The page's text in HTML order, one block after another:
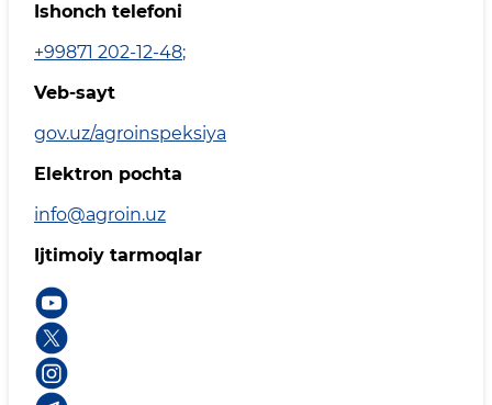
Ishonch telefoni
+99871 202-12-48;
Veb-sayt
gov.uz/agroinspeksiya
Elektron pochta
info@agroin.uz
Ijtimoiy tarmoqlar